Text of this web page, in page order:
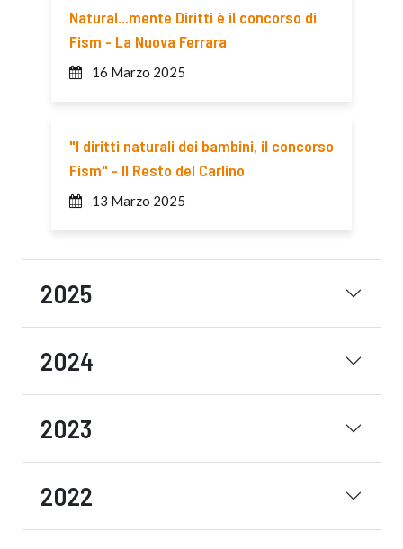
Natural...mente Diritti è il concorso di
Fism - La Nuova Ferrara
16 Marzo 2025
"I diritti naturali dei bambini, il concorso
Fism" - Il Resto del Carlino
13 Marzo 2025
2025
2024
2023
2022